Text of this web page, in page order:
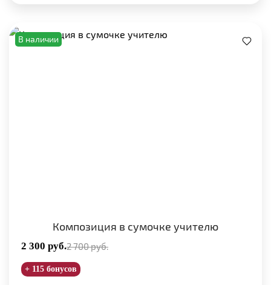
В наличии
Композиция в сумочке учителю
2 300 руб.2 700руб.
+ 115 бонусов